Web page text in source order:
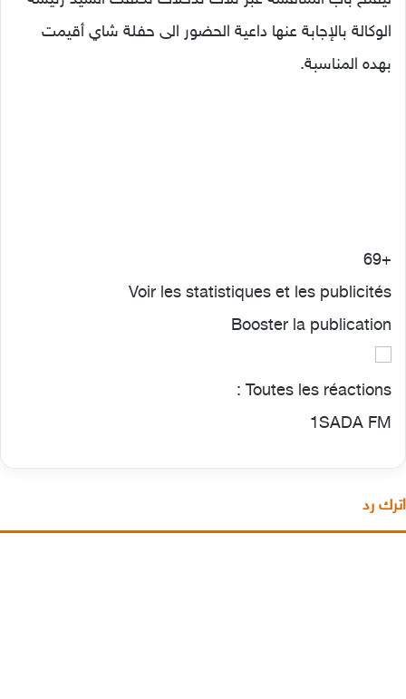
الوكالة بالإجابة عنها داعية الحضور الى حفلة شاي أقيمت
بهده المناسبة.
+69
Voir les statistiques et les publicités
Booster la publication
Toutes les réactions :
1SADA FM
اترك رد